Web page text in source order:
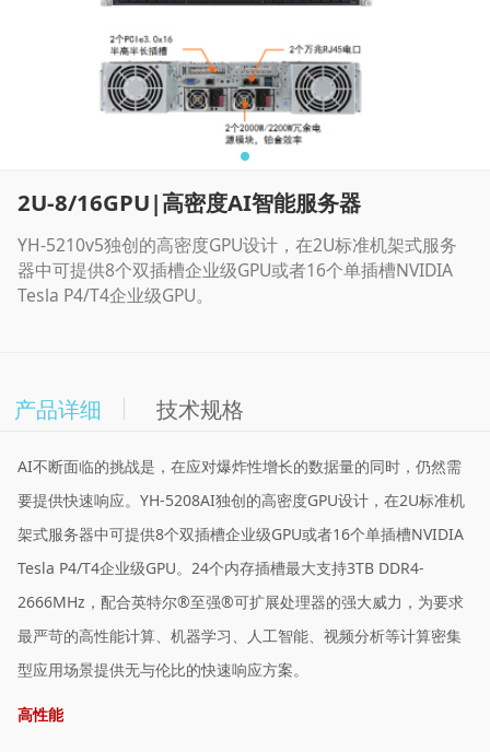
2U-8/16GPU|高密度AI智能服务器
YH-5210v5独创的高密度GPU设计，在2U标准机架式服务
器中可提供8个双插槽企业级GPU或者16个单插槽NVIDIA
Tesla P4/T4企业级GPU。
产品详细 技术规格
AI不断面临的挑战是，在应对爆炸性增长的数据量的同时，仍然需
要提供快速响应。YH-5208AI独创的高密度GPU设计，在2U标准机
架式服务器中可提供8个双插槽企业级GPU或者16个单插槽NVIDIA
Tesla P4/T4企业级GPU。24个内存插槽最大支持3TB DDR4-
2666MHz，配合英特尔®至强®可扩展处理器的强大威力，为要求
最严苛的高性能计算、机器学习、人工智能、视频分析等计算密集
型应用场景提供无与伦比的快速响应方案。
高性能